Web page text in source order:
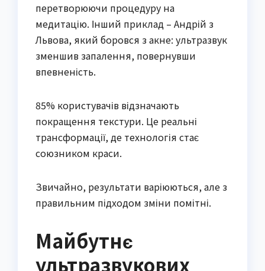
перетворюючи процедуру на
медитацію. Інший приклад – Андрій з
Львова, який боровся з акне: ультразвук
зменшив запалення, повернувши
впевненість.
85% користувачів відзначають
покращення текстури. Це реальні
трансформації, де технологія стає
союзником краси.
Звичайно, результати варіюються, але з
правильним підходом зміни помітні.
Майбутнє
ультразвукових